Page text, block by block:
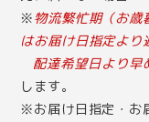
※物流繁忙期（お歳
はお届け日指定より
配達希望日より早
します。
※お届け日指定・お